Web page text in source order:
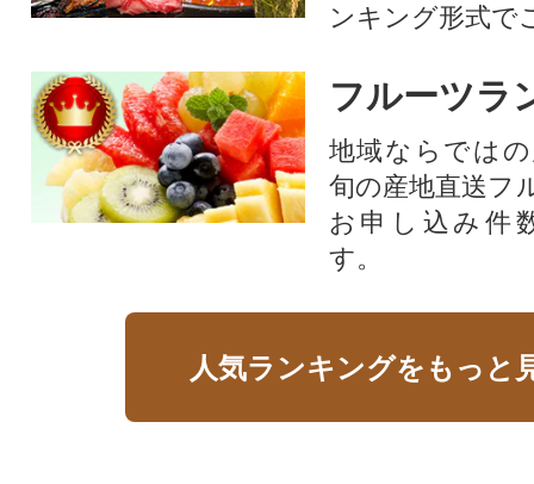
ンキング形式で
フルーツラ
地域ならでは
旬の産地直送フ
お申し込み件
す。
人気ランキングをもっと